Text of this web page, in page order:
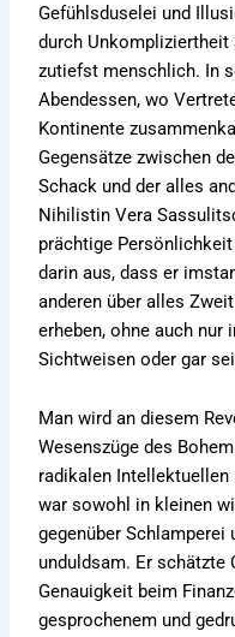
Gefühlsduselei und
durch
zutiefst menschlich. In
Abendessen, wo
Kontinente
Gegensätze zwischen
Schack und der alles
Nihilistin Vera
prächtige
darin aus, dass er
anderen über alles
erheben, ohne auch nur
Sichtweisen oder gar
Man wird an diesem
Wesenszüge des
radikalen
war sowohl in kleinen
gegenüber
unduldsam. Er schätzte
Genauigkeit beim
gesprochenem und